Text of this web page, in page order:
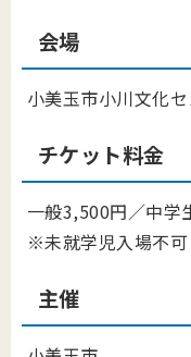
会場
小美玉市小川文化
チケット料金
一般3,500円／中学
※未就学児入場不可
主催